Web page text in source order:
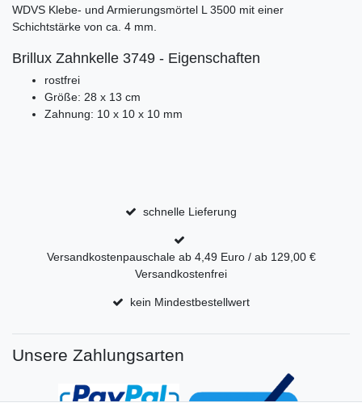
WDVS Klebe- und Armierungsmörtel L 3500 mit einer
Schichtstärke von ca. 4 mm.
Brillux Zahnkelle 3749 - Eigenschaften
rostfrei
Größe: 28 x 13 cm
Zahnung: 10 x 10 x 10 mm
schnelle Lieferung
Versandkostenpauschale ab 4,49 Euro / ab 129,00 €
Versandkostenfrei
kein Mindestbestellwert
Unsere Zahlungsarten